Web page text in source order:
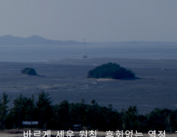
바르게 세운 원칙, 후회없는 열정,